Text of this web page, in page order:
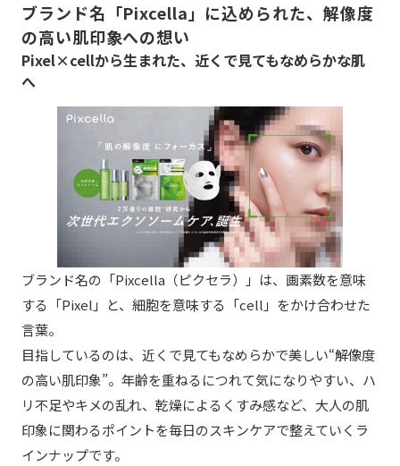
ブランド名「Pixcella」に込められた、解像度
の高い肌印象への想い
Pixel×cellから生まれた、近くで見てもなめらかな肌
へ
ブランド名の「Pixcella（ピクセラ）」は、画素数を意味
する「Pixel」と、細胞を意味する「cell」をかけ合わせた
言葉。
目指しているのは、近くで見てもなめらかで美しい“解像度
の高い肌印象”。年齢を重ねるにつれて気になりやすい、ハ
リ不足やキメの乱れ、乾燥によるくすみ感など、大人の肌
印象に関わるポイントを毎日のスキンケアで整えていくラ
インナップです。